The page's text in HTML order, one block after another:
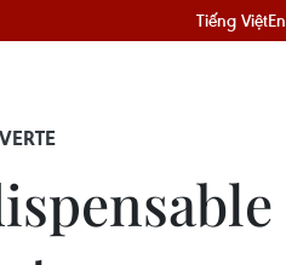
Tiếng Việt